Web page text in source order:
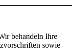
behandeln Ihre
sowie